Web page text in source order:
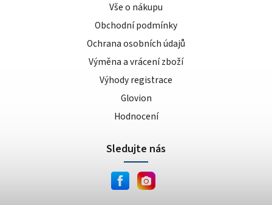
Vše o nákupu
Obchodní podmínky
Ochrana osobních údajů
Výměna a vrácení zboží
Výhody registrace
Glovion
Hodnocení
Sledujte nás